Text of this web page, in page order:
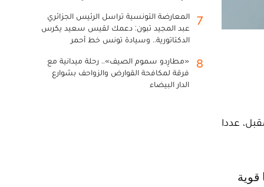
عددا
7
المعارضة التونسية تراسل الرئيس الجزائري
عبد المجيد تبون: دعمك لقيس سعيد يكرس
الدكتاتورية.. وسيادة تونس خط أحمر
8
«مطارِدو سموم الصيف».. رحلة ميدانية مع
فرقة لمكافحة القوارض والزواحف بشوارع
الدار البيضاء